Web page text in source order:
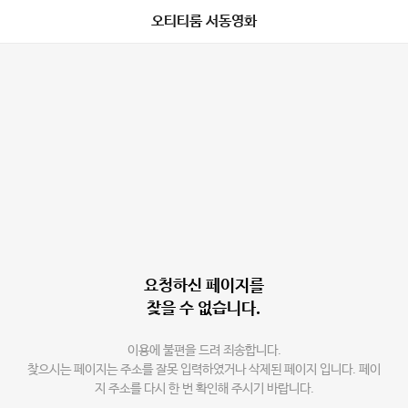
오티티룸 서동영화
요청하신 페이지를
찾을 수 없습니다.
이용에 불편을 드려 죄송합니다.
찾으시는 페이지는 주소를 잘못 입력하였거나 삭제된 페이지 입니다. 페이
지 주소를 다시 한 번 확인해 주시기 바랍니다.